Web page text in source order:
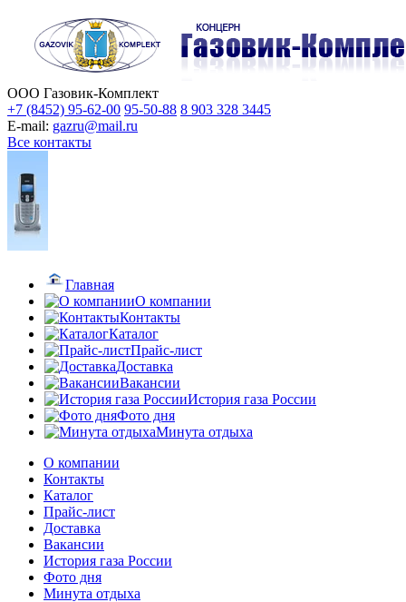
ООО Газовик-Комплект
+7 (8452) 95-62-00 95-50-88 8 903 328 3445
E-mail: gazru@mail.ru
Все контакты
Главная
О компании
Контакты
Каталог
Прайс-лист
Доставка
Вакансии
История газа России
Фото дня
Минута отдыха
О компании
Контакты
Каталог
Прайс-лист
Доставка
Вакансии
История газа России
Фото дня
Минута отдыха